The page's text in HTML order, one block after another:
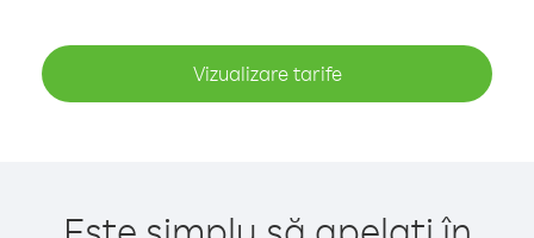
Vizualizare tarife